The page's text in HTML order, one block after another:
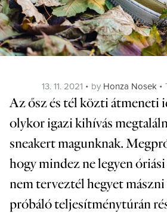
Posted
on
13. 11. 2021 by Honza Nosek
Az ősz és tél közti átmeneti
olykor igazi kihívás
sneakert magunknak.
hogy mindez ne legyen
nem terveztél hegyet
próbáló teljesítménytúrán